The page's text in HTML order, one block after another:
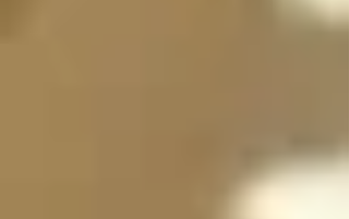
y luego unirse en uno